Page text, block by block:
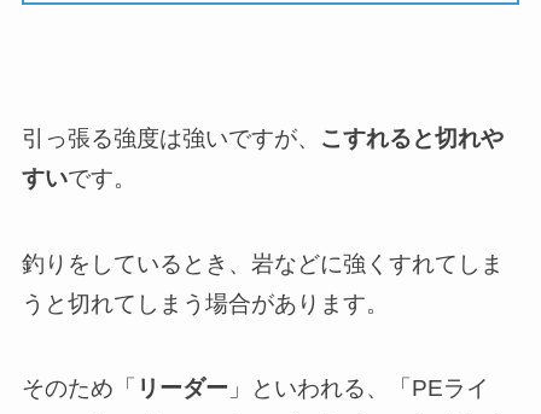
引っ張る強度は強いですが、 こすれると切れや
すいです。
釣りをしているとき、岩などに強くすれてしま
うと切れてしまう場合があります。
そのため「 リーダー 」といわれる、「PEライ